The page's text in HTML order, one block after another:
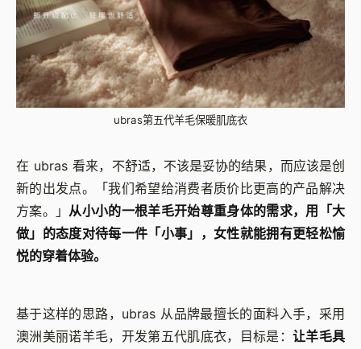
ubras第五代羊毛保暖肌底衣
在 ubras 看来，不舒适，不该是妥协的结果，而应该是创
新的出发点。「我们希望给消费者质价比更高的产品解决
方案。」 从小小的一根羊毛开始尊重身体的需求，用「大
做」的态度对待每一件「小事」，女性就能拥有更轻松愉
悦的穿着体验。
基于这样的思路，ubras 从品牌最擅长的面料入手，采用
澳洲美丽诺羊毛，开发第五代肌底衣，目标是： 让羊毛具